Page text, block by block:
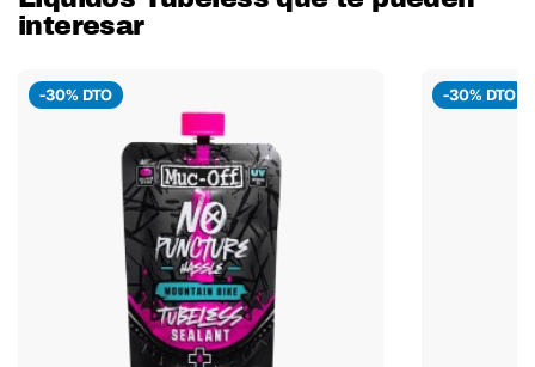
interesar
-30% DTO -30% DTO